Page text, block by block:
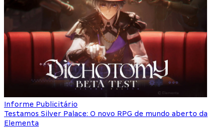
Informe Publicitário
Testamos Silver Palace: O novo RPG de mundo aberto da
Elementa